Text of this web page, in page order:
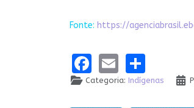
Fonte: https://
Facebook
Email
Categoria: Indígenas